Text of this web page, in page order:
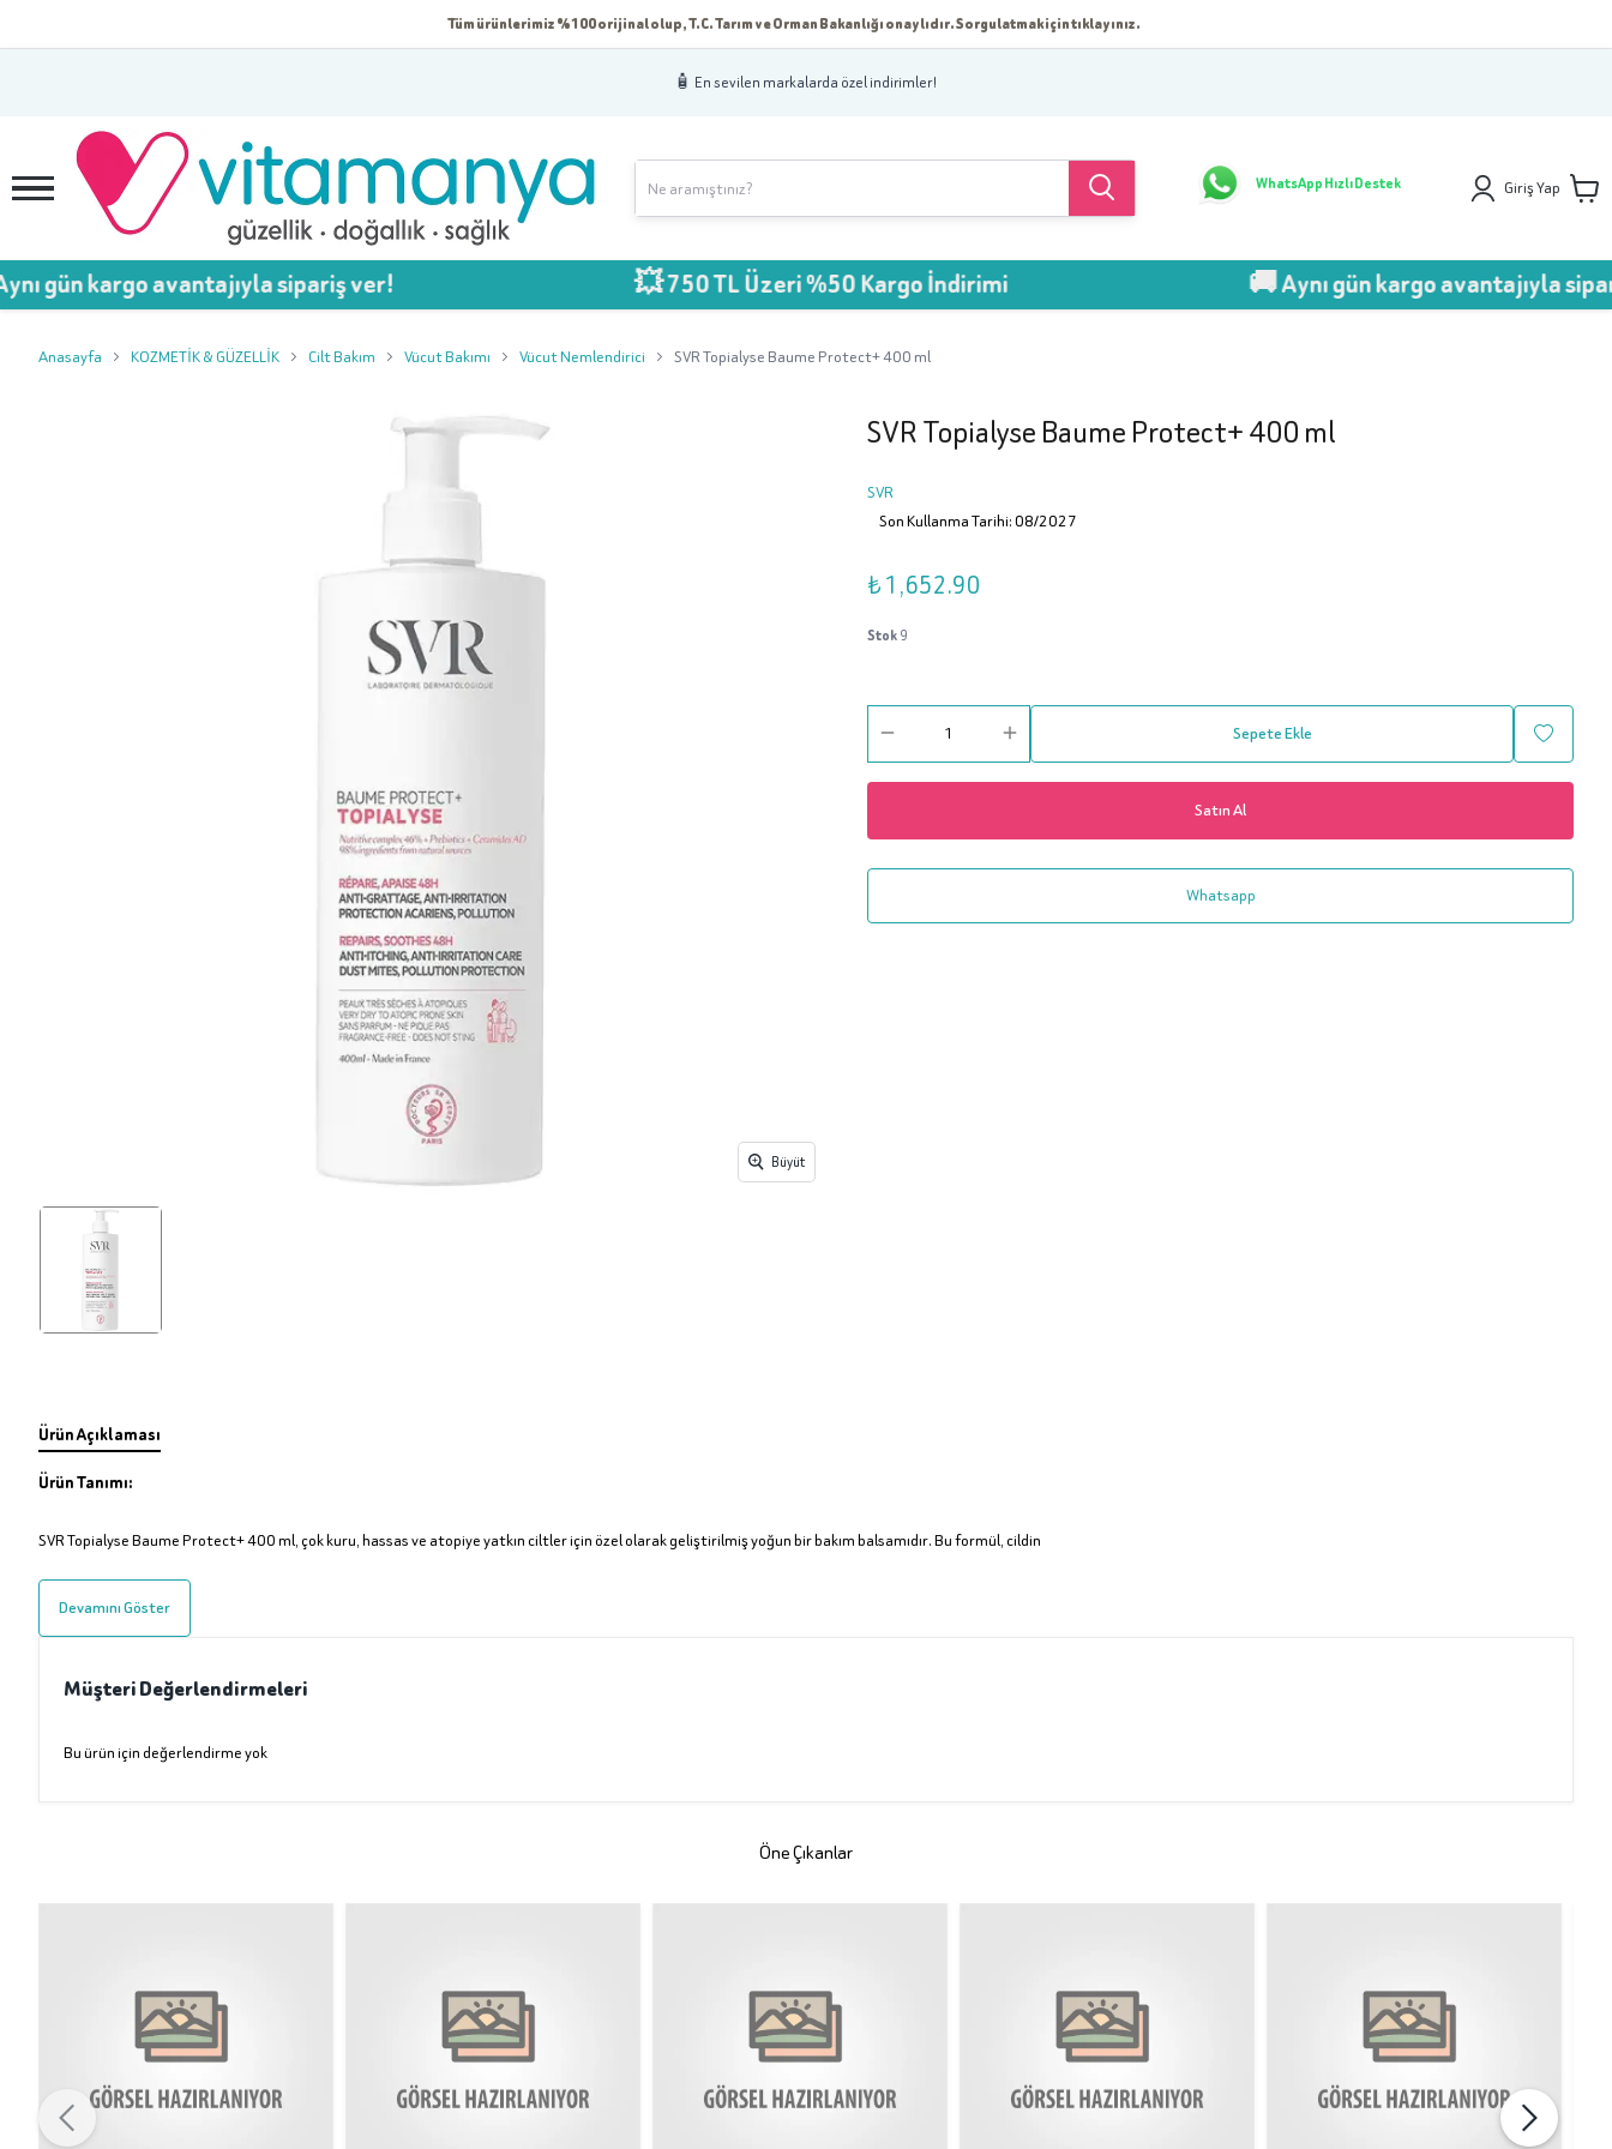
Tüm ürünlerimiz %100 orijinal olup, T.C. Tarım ve Orman Bakanlığı onaylıdır. Sorgulatmak için tıklayınız.
🧴 En sevilen markalarda özel indirimler!
WhatsApp Hızlı Destek Giriş Yap
avantajıyla sipariş ver! 💥 750 TL Üzeri %50 Kargo İndirimi 🚚 Aynı gün kargo avantajıyla sipariş ver!
Anasayfa KOZMETİK & GÜZELLİK Cilt Bakım Vücut Bakımı Vücut Nemlendirici SVR Topialyse Baume Protect+ 400 ml
Büyüt
SVR Topialyse Baume Protect+ 400 ml
SVR
Son Kullanma Tarihi: 08/2027
₺ 1,652.90
Stok9
Sepete Ekle
Satın Al
Whatsapp
Ürün Açıklaması
Ürün Tanımı:
SVR Topialyse Baume Protect+ 400 ml, çok kuru, hassas ve atopiye yatkın ciltler için özel olarak geliştirilmiş yoğun bir bakım balsamıdır. Bu formül, cildin
Devamını Göster
Müşteri Değerlendirmeleri
Bu ürün için değerlendirme yok
Öne Çıkanlar